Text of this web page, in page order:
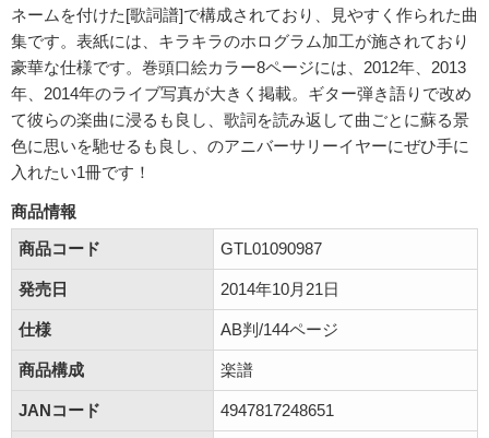
ネームを付けた[歌詞譜]で構成されており、見やすく作られた曲
集です。表紙には、キラキラのホログラム加工が施されており
豪華な仕様です。巻頭口絵カラー8ページには、2012年、2013
年、2014年のライブ写真が大きく掲載。ギター弾き語りで改め
て彼らの楽曲に浸るも良し、歌詞を読み返して曲ごとに蘇る景
色に思いを馳せるも良し、のアニバーサリーイヤーにぜひ手に
入れたい1冊です！
商品情報
商品コード
GTL01090987
発売日 2014年10月21日
仕様 AB判/144ページ
商品構成 楽譜
JANコード 4947817248651